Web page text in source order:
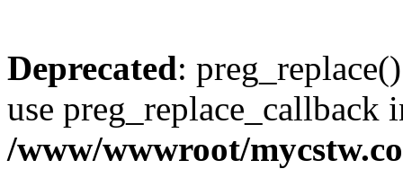
Deprecated:
use preg_replace_callback
/www/wwwroot/